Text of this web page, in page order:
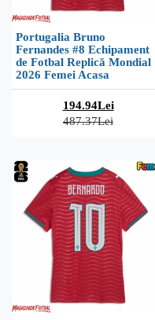
Portugalia Bruno
Fernandes #8 Echipament
de Fotbal Replică Mondial
2026 Femei Acasa
194.94Lei
487.37Lei